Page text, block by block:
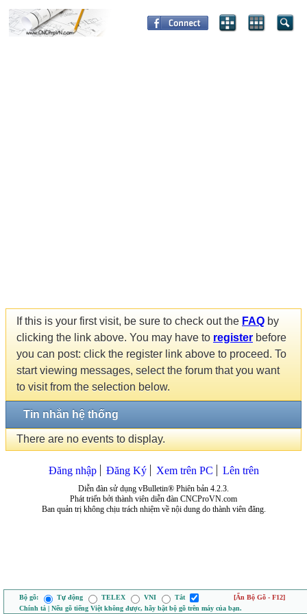
If this is your first visit, be sure to check out the FAQ by
clicking the link above. You may have to register before
you can post: click the register link above to proceed. To
start viewing messages, select the forum that you want
to visit from the selection below.
Tin nhắn hệ thống
There are no events to display.
Đăng nhập Đăng Ký Xem trên PC Lên trên
Diễn đàn sử dụng vBulletin® Phiên bản 4.2.3.
Phát triển bởi thành viên diễn đàn CNCProVN.com
Ban quản trị không chịu trách nhiệm về nội dung do thành viên đăng.
Bộ gõ: Tự động TELEX VNI Tắt
[Ẩn Bộ Gõ - F12]
Chính tả | Nếu gõ tiếng Việt không được, hãy bật bộ gõ trên máy của bạn.